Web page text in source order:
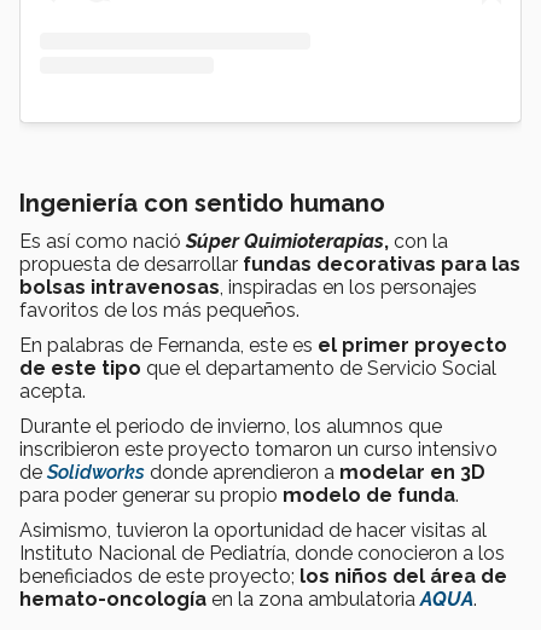
Ingeniería con sentido humano
Es así como nació Súper Quimioterapias, con la
propuesta de desarrollar fundas decorativas para las
bolsas intravenosas, inspiradas en los personajes
favoritos de los más pequeños.
En palabras de Fernanda, este es el primer proyecto
de este tipo que el departamento de Servicio Social
acepta.
Durante el periodo de invierno, los alumnos que
inscribieron este proyecto tomaron un curso intensivo
de Solidworks donde aprendieron a modelar en 3D
para poder generar su propio modelo de funda.
Asimismo, tuvieron la oportunidad de hacer visitas al
Instituto Nacional de Pediatría, donde conocieron a los
beneficiados de este proyecto; los niños del área de
hemato-oncología en la zona ambulatoriaAQUA.